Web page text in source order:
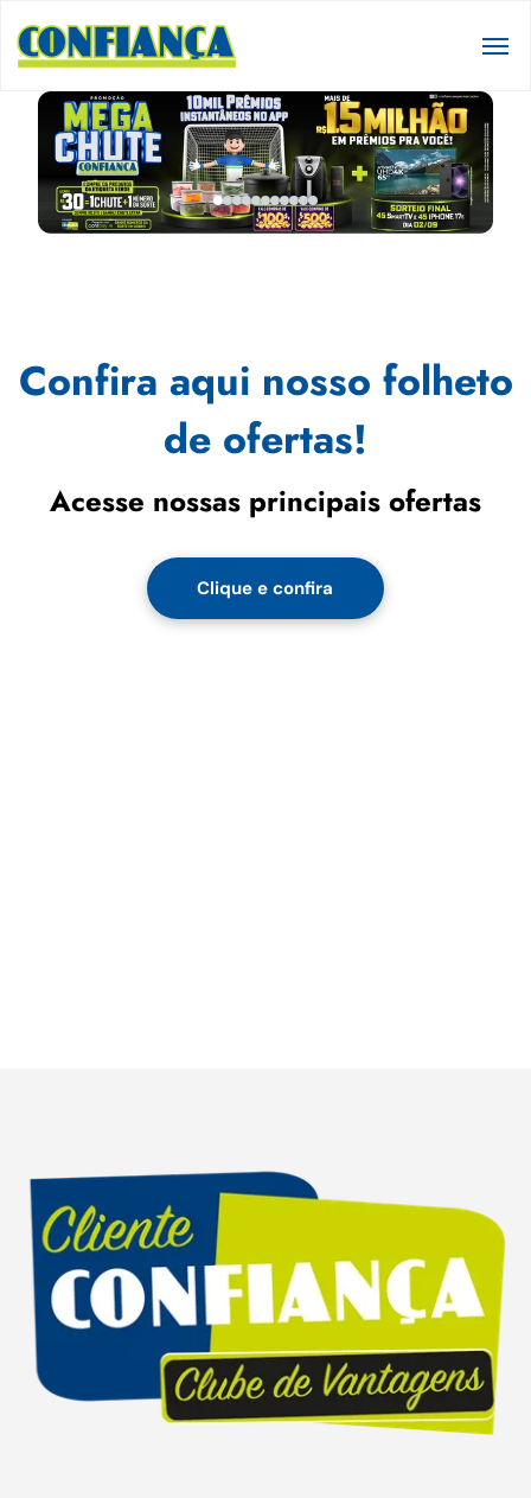
Confira aqui nosso folheto
de ofertas!
Acesse nossas principais ofertas
Clique e confira